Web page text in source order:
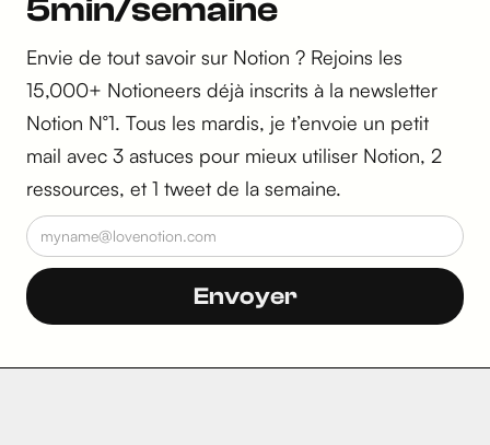
5min/semaine
Envie de tout savoir sur Notion ? Rejoins les
15,000+ Notioneers déjà inscrits à la newsletter
Notion N°1. Tous les mardis, je t’envoie un petit
mail avec 3 astuces pour mieux utiliser Notion, 2
ressources, et 1 tweet de la semaine.